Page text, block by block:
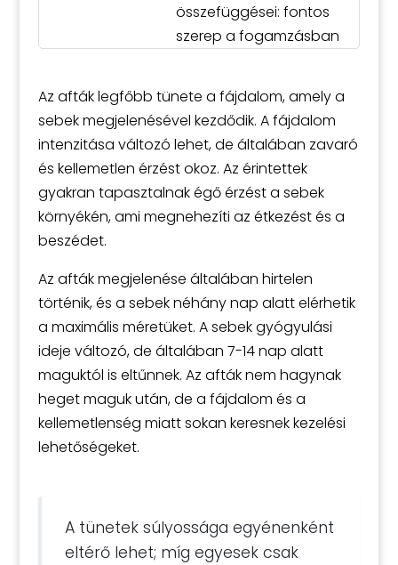
összefüggései: fontos
szerep a fogamzásban
Az afták legfőbb tünete a fájdalom, amely a
sebek megjelenésével kezdődik. A fájdalom
intenzitása változó lehet, de általában zavaró
és kellemetlen érzést okoz. Az érintettek
gyakran tapasztalnak égő érzést a sebek
környékén, ami megnehezíti az étkezést és a
beszédet.
Az afták megjelenése általában hirtelen
történik, és a sebek néhány nap alatt elérhetik
a maximális méretüket. A sebek gyógyulási
ideje változó, de általában 7-14 nap alatt
maguktól is eltűnnek. Az afták nem hagynak
heget maguk után, de a fájdalom és a
kellemetlenség miatt sokan keresnek kezelési
lehetőségeket.
A tünetek súlyossága egyénenként
eltérő lehet; míg egyesek csak